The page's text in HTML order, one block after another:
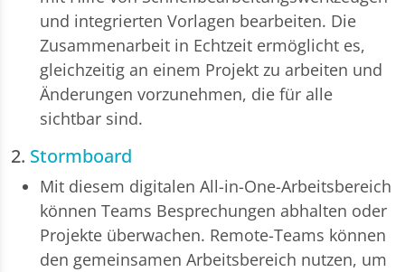
und integrierten Vorlagen bearbeiten. Die
Zusammenarbeit in Echtzeit ermöglicht es,
gleichzeitig an einem Projekt zu arbeiten und
Änderungen vorzunehmen, die für alle
sichtbar sind.
2. Stormboard
Mit diesem digitalen All-in-One-Arbeitsbereich
können Teams Besprechungen abhalten oder
Projekte überwachen. Remote-Teams können
den gemeinsamen Arbeitsbereich nutzen, um